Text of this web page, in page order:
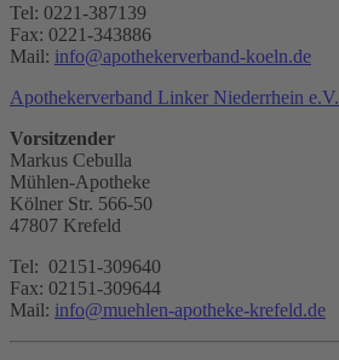
Tel: 0221-387139
Fax: 0221-343886
Mail: info@apothekerverband-koeln.de
Apothekerverband Linker Niederrhein e.V.
Vorsitzender
Markus Cebulla
Mühlen-Apotheke
Kölner Str. 566-50
47807 Krefeld
Tel: 02151-309640
Fax: 02151-309644
Mail: info@muehlen-apotheke-krefeld.de